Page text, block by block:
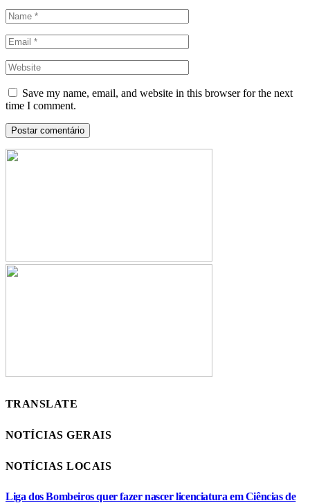
Save my name, email, and website in this browser for the next
time I comment.
TRANSLATE
NOTÍCIAS GERAIS
NOTÍCIAS LOCAIS
Liga dos Bombeiros quer fazer nascer licenciatura em Ciências de